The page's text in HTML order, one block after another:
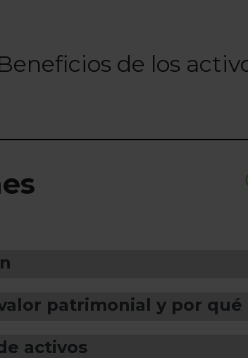
de los
patrimonial y por
activos